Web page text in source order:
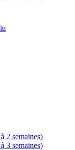
2 semaines)
3 semaines)